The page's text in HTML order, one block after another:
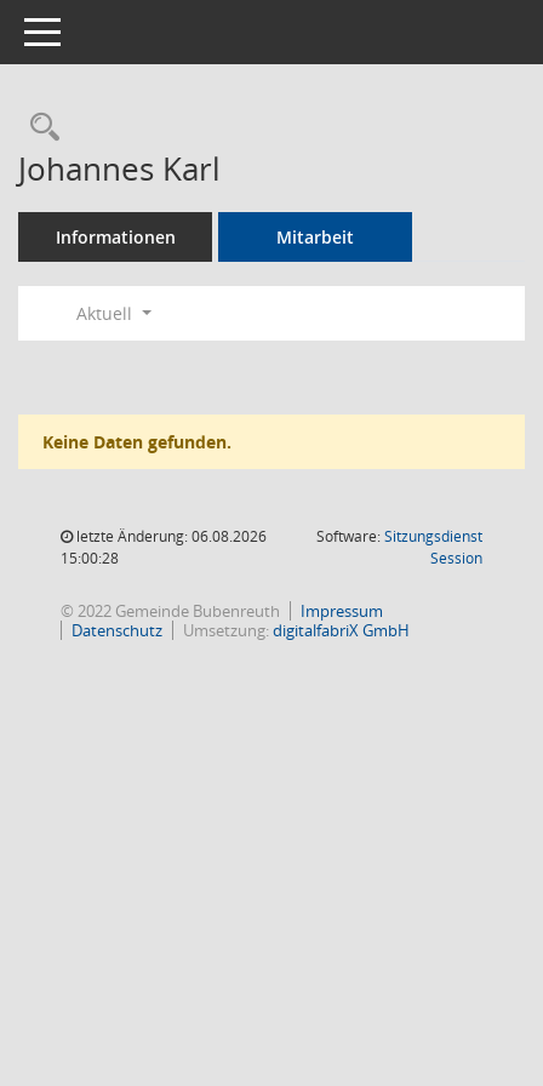
Toggle navigation
Rechercheauswahl
Johannes Karl
Informationen Mitarbeit
Aktuell
Keine Daten gefunden.
letzte Änderung: 06.08.2026
15:00:28
Software:Sitzungsdienst
Session(Wird in
© 2022 Gemeinde Bubenreuth
Impressum
Datenschutz
Umsetzung:digitalfabriX GmbH